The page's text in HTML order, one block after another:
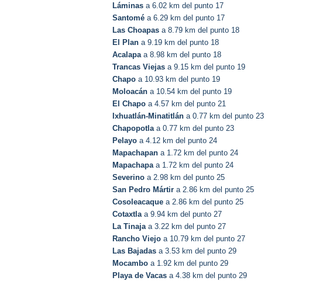
Láminas a 6.02 km del punto 17
Santomé a 6.29 km del punto 17
Las Choapas a 8.79 km del punto 18
El Plan a 9.19 km del punto 18
Acalapaa 8.98 km del punto 18
Trancas Viejas a 9.15 km del punto 19
Chapo a 10.93 km del punto 19
Moloacán a 10.54 km del punto 19
El Chapo a 4.57 km del punto 21
Ixhuatlán-Minatitlán a 0.77 km del punto 23
Chapopotlaa 0.77 km del punto 23
Pelayo a 4.12 km del punto 24
Mapachapan a 1.72 km del punto 24
Mapachapaa 1.72 km del punto 24
Severino a 2.98 km del punto 25
San Pedro Mártir a 2.86 km del punto 25
Cosoleacaque a 2.86 km del punto 25
Cotaxtlaa 9.94 km del punto 27
La Tinajaa 3.22 km del punto 27
Rancho Viejo a 10.79 km del punto 27
Las Bajadas a 3.53 km del punto 29
Mocambo a 1.92 km del punto 29
Playa de Vacas a 4.38 km del punto 29